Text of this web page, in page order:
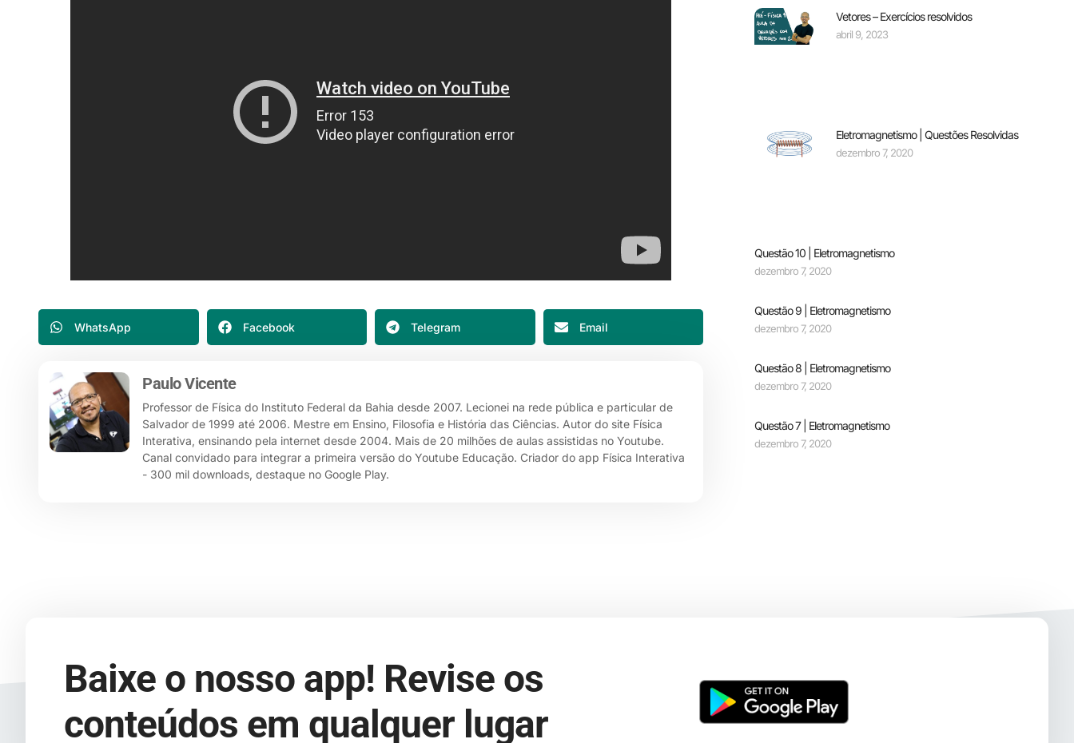
WhatsApp Facebook Telegram Email
Paulo Vicente
Professor de Física do Instituto Federal da Bahia desde 2007. Lecionei na rede pública e particular de
Salvador de 1999 até 2006. Mestre em Ensino, Filosofia e História das Ciências. Autor do site Física
Interativa, ensinando pela internet desde 2004. Mais de 20 milhões de aulas assistidas no Youtube.
Canal convidado para integrar a primeira versão do Youtube Educação. Criador do app Física Interativa
- 300 mil downloads, destaque no Google Play.
Vetores – Exercícios resolvidos
abril 9, 2023
Eletromagnetismo | Questões Resolvidas
dezembro 7, 2020
Questão 10 | Eletromagnetismo
dezembro 7, 2020
Questão 9 | Eletromagnetismo
dezembro 7, 2020
Questão 8 | Eletromagnetismo
dezembro 7, 2020
Questão 7 | Eletromagnetismo
dezembro 7, 2020
Baixe o nosso app! Revise os
conteúdos em qualquer lugar